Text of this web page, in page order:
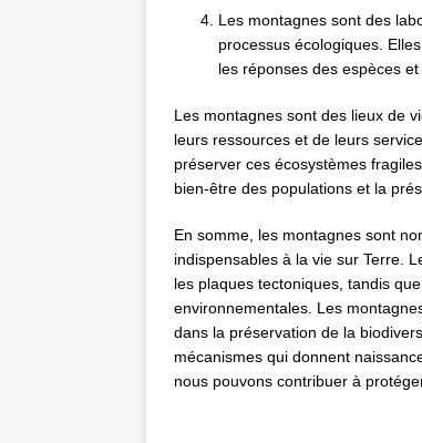
Les montagnes sont des
processus écologiques.
les réponses des espèces
Les montagnes sont des lieux de
leurs ressources et de leurs
préserver ces écosystèmes
bien-être des populations et la
En somme, les montagnes sont
indispensables à la vie sur Terre.
les plaques tectoniques, tandis
environnementales. Les
dans la préservation de la
mécanismes qui donnent
nous pouvons contribuer à